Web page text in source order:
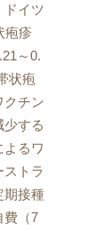
ドイツ
疱疹
～0.
状疱
クチン
する
よるワ
ストラ
期接種
費（7